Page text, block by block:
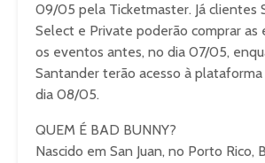
09/05 pela Ticketmaster. Já clientes
Select e Private poderão comprar as
os eventos antes, no dia 07/05,
Santander terão acesso à
dia 08/05.
QUEM É BAD BUNNY?
Nascido em San Juan, no Porto Rico,